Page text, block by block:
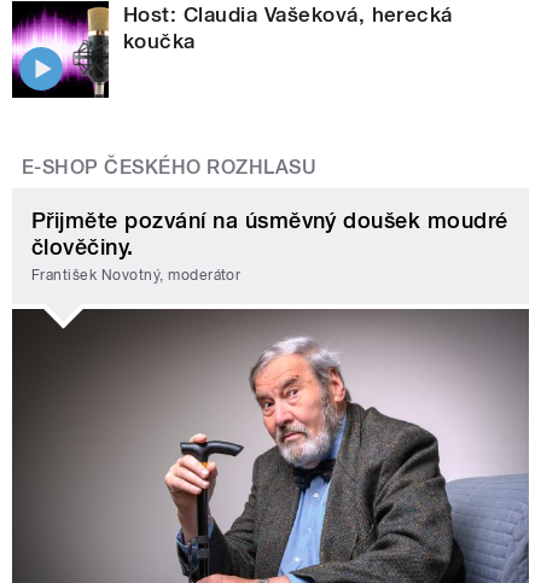
Host: Claudia Vašeková, herecká
koučka
E-SHOP ČESKÉHO ROZHLASU
Přijměte pozvání na úsměvný doušek moudré
člověčiny.
František Novotný, moderátor